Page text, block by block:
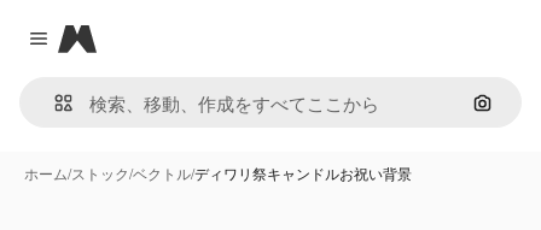
Close menu
Magnific
画像で
ホーム/ストック/ベクトル/ディワリ祭キャンドルお祝い背景